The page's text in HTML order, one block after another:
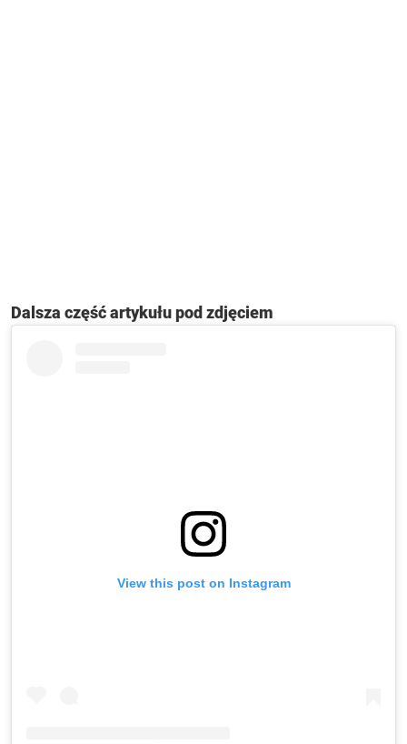
Dalsza część artykułu pod zdjęciem
View this post on Instagram